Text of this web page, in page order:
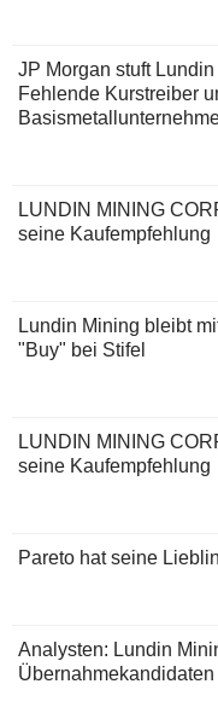
JP Morgan stuft
Fehlende Kurstreiber
LUNDIN MINING
seine Kaufempfehlung
Lundin Mining bleibt
"Buy" bei Stifel
LUNDIN MINING
seine Kaufempfehlung
Pareto hat seine
Analysten: Lundin